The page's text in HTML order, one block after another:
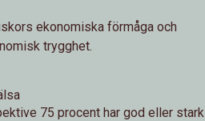
ekonomiska förmåga och
trygghet.
75 procent har god eller stark